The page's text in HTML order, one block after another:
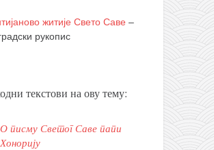
житије Свето Саве –
рукопис
текстови на ову тему:
О писму Светог Саве папи
Хонорију